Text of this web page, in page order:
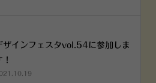
ザインフェスタvol.54に参加しま
！